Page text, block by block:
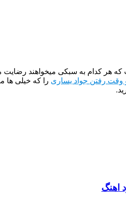
هر کدام به سبکی میخواهند رضایت
وقت رفتن جواد یساری را که خیلی ها
اهنگ